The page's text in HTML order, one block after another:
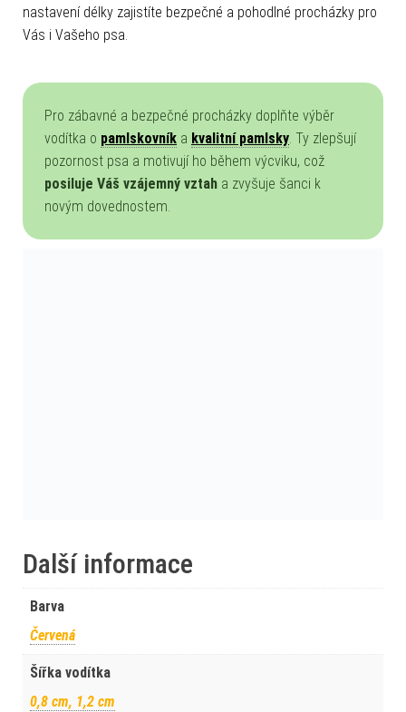
nastavení délky zajistíte bezpečné a pohodlné procházky pro
Vás i Vašeho psa.
Pro zábavné a bezpečné procházky doplňte výběr
vodítka o pamlskovník a kvalitní pamlsky. Ty zlepšují
pozornost psa a motivují ho během výcviku, což
posiluje Váš vzájemný vztah a zvyšuje šanci k
novým dovednostem.
Další informace
Barva
Červená
Šířka vodítka
0,8 cm, 1,2 cm